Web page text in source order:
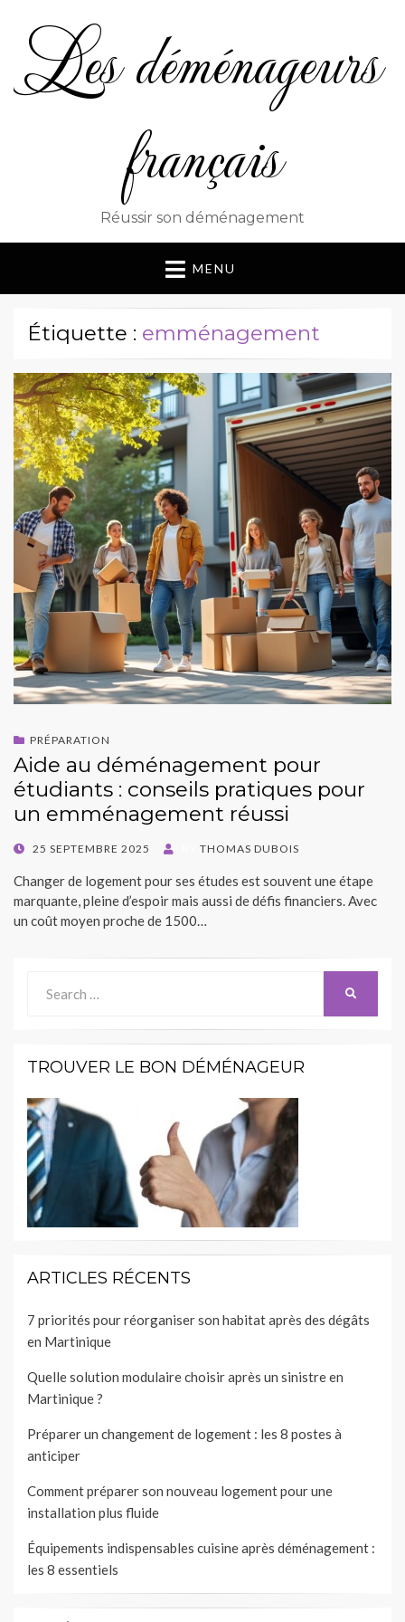
Les déménageurs
français
Réussir son déménagement
MENU
Étiquette : emménagement
PRÉPARATION
Aide au déménagement pour
étudiants : conseils pratiques pour
un emménagement réussi
POSTED
25 SEPTEMBRE 2025 THOMAS DUBOIS
Changer de logement pour ses études est souvent une étape
marquante, pleine d’espoir mais aussi de défis financiers. Avec
un coût moyen proche de 1500…
for:
TROUVER LE BON DÉMÉNAGEUR
ARTICLES RÉCENTS
7 priorités pour réorganiser son habitat après des dégâts
en Martinique
Quelle solution modulaire choisir après un sinistre en
Martinique ?
Préparer un changement de logement : les 8 postes à
anticiper
Comment préparer son nouveau logement pour une
installation plus fluide
Équipements indispensables cuisine après déménagement :
les 8 essentiels